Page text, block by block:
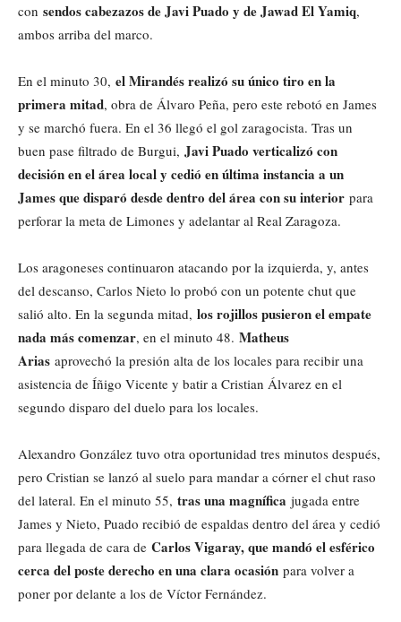
con sendos cabezazos de Javi Puado y de Jawad El Yamiq,
ambos arriba del marco.
En el minuto 30, el Mirandés realizó su único tiro en la
primera mitad, obra de Álvaro Peña, pero este rebotó en James
y se marchó fuera. En el 36 llegó el gol zaragocista. Tras un
buen pase filtrado de Burgui, Javi Puado verticalizó con
decisión en el área local y cedió en última instancia a un
James que disparó desde dentro del área con su interior para
perforar la meta de Limones y adelantar al Real Zaragoza.
Los aragoneses continuaron atacando por la izquierda, y, antes
del descanso, Carlos Nieto lo probó con un potente chut que
salió alto. En la segunda mitad, los rojillos pusieron el empate
nada más comenzar, en el minuto 48. Matheus
Arias aprovechó la presión alta de los locales para recibir una
asistencia de Íñigo Vicente y batir a Cristian Álvarez en el
segundo disparo del duelo para los locales.
Alexandro González tuvo otra oportunidad tres minutos después,
pero Cristian se lanzó al suelo para mandar a córner el chut raso
del lateral. En el minuto 55, tras una magnífica jugada entre
James y Nieto, Puado recibió de espaldas dentro del área y cedió
para llegada de cara de Carlos Vigaray, que mandó el esférico
cerca del poste derecho en una clara ocasión para volver a
poner por delante a los de Víctor Fernández.